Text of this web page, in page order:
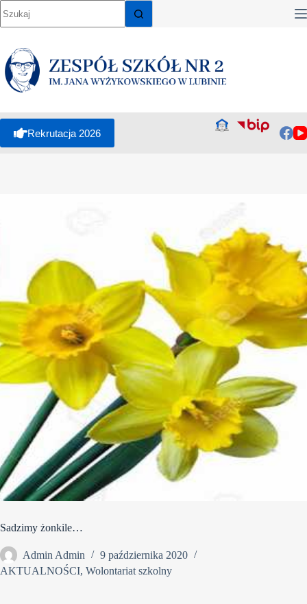
Rekrutacja 2026
Sadzimy żonkile…
Admin Admin
9 października 2020
AKTUALNOŚCI, Wolontariat szkolny